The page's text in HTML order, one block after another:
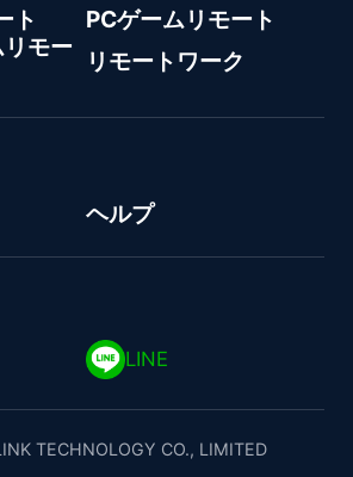
ト
PCゲームリモート
モー
リモートワーク
ヘルプ
LINE
TECHNOLOGY CO., LIMITED